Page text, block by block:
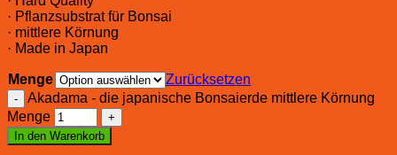
· Pflanzsubstrat für Bonsai
· mittlere Körnung
· Made in Japan
Menge
Zurücksetzen
Akadama - die japanische Bonsaierde mittlere Körnung
Menge
In den Warenkorb